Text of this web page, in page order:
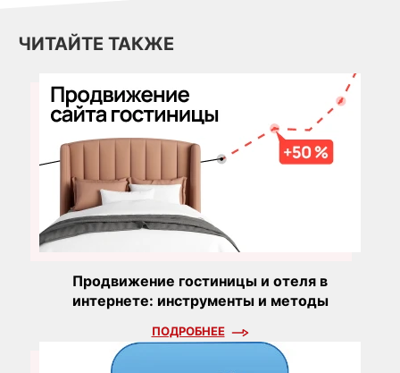
ЧИТАЙТЕ ТАКЖЕ
Продвижение гостиницы и отеля в
интернете: инструменты и методы
ПОДРОБНЕЕ